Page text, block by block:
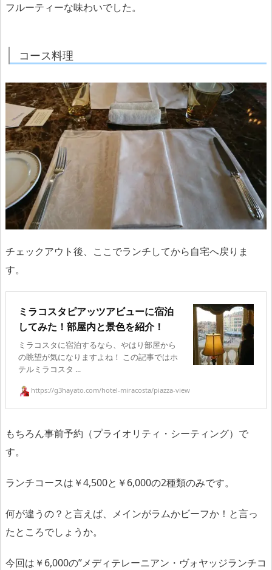
フルーティーな味わいでした。
コース料理
チェックアウト後、ここでランチしてから自宅へ戻りま
す。
ミラコスタピアッツアビューに宿泊
してみた！部屋内と景色を紹介！
ミラコスタに宿泊するなら、やはり部屋から
の眺望が気になりますよね！ この記事ではホ
テルミラコスタ ...
https://g3hayato.com/hotel-miracosta/piazza-view
もちろん事前予約（プライオリティ・シーティング）で
す。
ランチコースは￥4,500と￥6,000の2種類のみです。
何が違うの？と言えば、メインがラムかビーフか！と言っ
たところでしょうか。
今回は￥6,000の”メディテレーニアン・ヴォヤッジランチコ